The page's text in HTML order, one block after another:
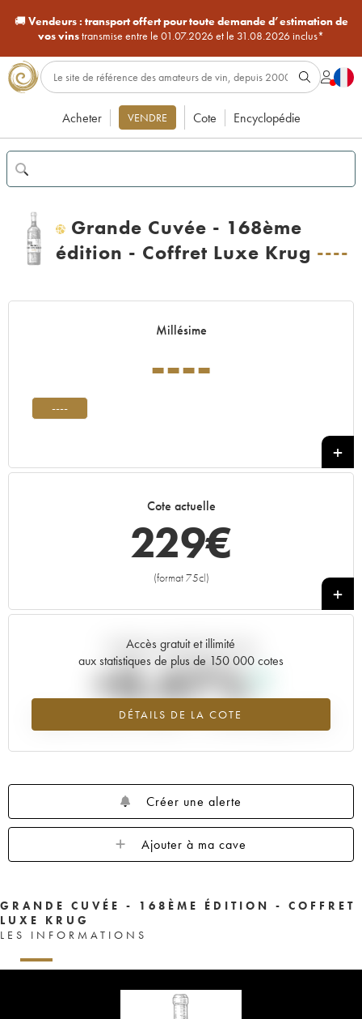
🚚Vendeurs : transport offert pour toute demande d’estimation de
vos vinstransmise entre le 01.07.2026 et le 31.08.2026 inclus*
Acheter VENDRE Cote Encyclopédie
H
Grande Cuvée - 168ème
édition - Coffret Luxe Krug ----
Millésime
----
----
Cote actuelle
229€
(format 75cl)
+
Accès gratuit et illimité
aux statistiques de plus de 150 000 cotes
DÉTAILS DE LA COTE
Tendance actuelle de la cote
+0.47%
Tendance à la hausse du millésime ---- en 2026 par rapport à 2025
Créer une alerte
Ajouter à ma cave
GRANDE CUVÉE - 168ÈME ÉDITION - COFFRET
LUXE KRUG
LES INFORMATIONS